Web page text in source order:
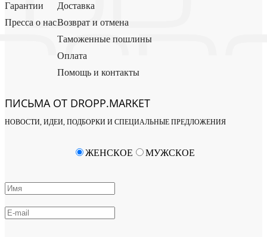
Гарантии
Пресса о нас
Доставка
Возврат и отмена
Таможенные пошлины
Оплата
Помощь и контакты
ПИСЬМА ОТ DROPP.MARKET
НОВОСТИ, ИДЕИ, ПОДБОРКИ И СПЕЦИАЛЬНЫЕ ПРЕДЛОЖЕНИЯ
ЖЕНСКОЕ МУЖСКОЕ